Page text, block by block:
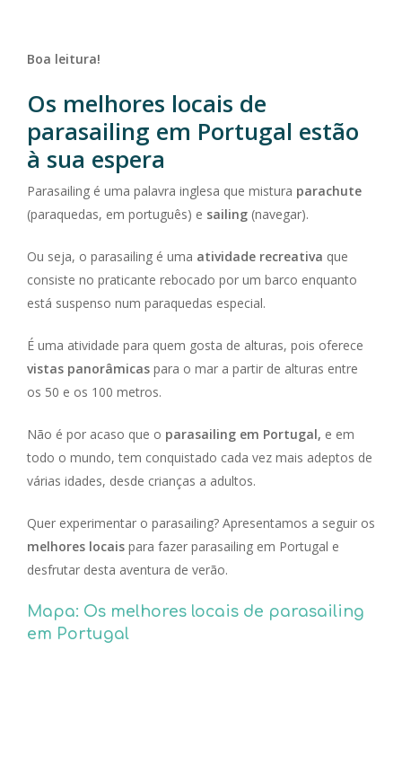
Boa leitura!
Os melhores locais de
parasailing em Portugal estão
à sua espera
Parasailing é uma palavra inglesa que mistura parachute
(paraquedas, em português) e sailing (navegar).
Ou seja, o parasailing é uma atividade recreativa que
consiste no praticante rebocado por um barco enquanto
está suspenso num paraquedas especial.
É uma atividade para quem gosta de alturas, pois oferece
vistas panorâmicas para o mar a partir de alturas entre
os 50 e os 100 metros.
Não é por acaso que o parasailing em Portugal, e em
todo o mundo, tem conquistado cada vez mais adeptos de
várias idades, desde crianças a adultos.
Quer experimentar o parasailing? Apresentamos a seguir os
melhores locais para fazer parasailing em Portugal e
desfrutar desta aventura de verão.
Mapa: Os melhores locais de parasailing
em Portugal